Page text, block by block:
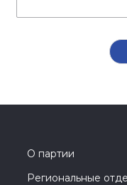
О партии
Региональные